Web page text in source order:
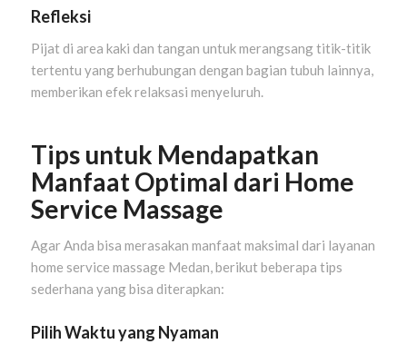
Refleksi
Pijat di area kaki dan tangan untuk merangsang titik-titik
tertentu yang berhubungan dengan bagian tubuh lainnya,
memberikan efek relaksasi menyeluruh.
Tips untuk Mendapatkan
Manfaat Optimal dari Home
Service Massage
Agar Anda bisa merasakan manfaat maksimal dari layanan
home service massage Medan, berikut beberapa tips
sederhana yang bisa diterapkan:
Pilih Waktu yang Nyaman